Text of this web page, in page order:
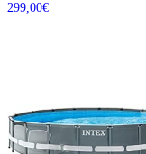
299,00€